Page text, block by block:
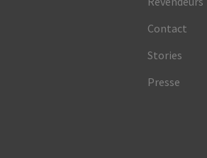
Contact
Stories
Presse